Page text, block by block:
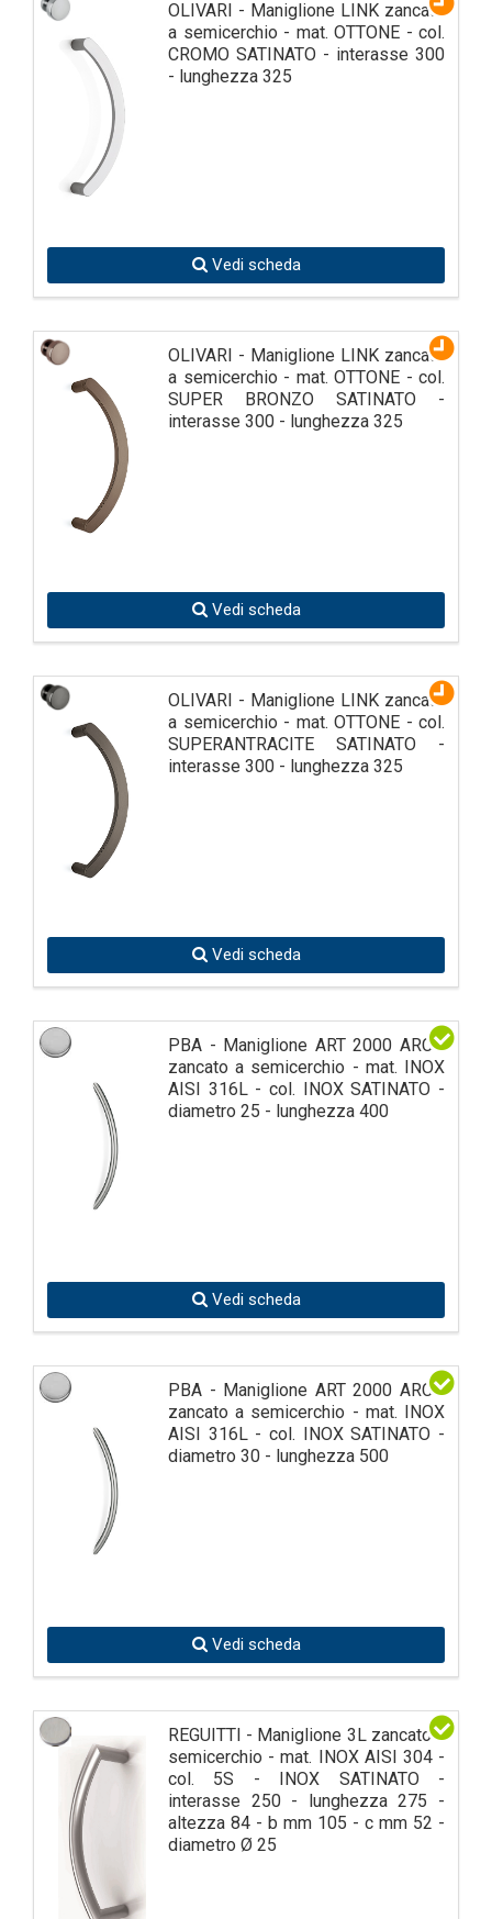
OLIVARI - Maniglione LINK zancato
a semicerchio - mat. OTTONE - col.
CROMO SATINATO - interasse 300
- lunghezza 325
Vedi scheda
OLIVARI - Maniglione LINK zancato
a semicerchio - mat. OTTONE - col.
SUPER BRONZO SATINATO -
interasse 300 - lunghezza 325
Vedi scheda
OLIVARI - Maniglione LINK zancato
a semicerchio - mat. OTTONE - col.
SUPERANTRACITE SATINATO -
interasse 300 - lunghezza 325
Vedi scheda
PBA - Maniglione ART 2000 ARCO
zancato a semicerchio - mat. INOX
AISI 316L - col. INOX SATINATO -
diametro 25 - lunghezza 400
Vedi scheda
PBA - Maniglione ART 2000 ARCO
zancato a semicerchio - mat. INOX
AISI 316L - col. INOX SATINATO -
diametro 30 - lunghezza 500
Vedi scheda
REGUITTI - Maniglione 3L zancato a
semicerchio - mat. INOX AISI 304 -
col. 5S - INOX SATINATO -
interasse 250 - lunghezza 275 -
altezza 84 - b mm 105 - c mm 52 -
diametro Ø 25